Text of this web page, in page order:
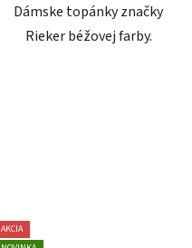
Dámske topánky značky
Rieker béžovej farby.
AKCIA